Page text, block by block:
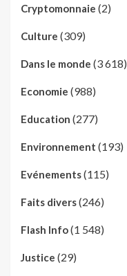
Cryptomonnaie (2)
Culture (309)
Dans le monde (3 618)
Economie (988)
Education (277)
Environnement (193)
Evénements(115)
Faits divers(246)
Flash Info(1 548)
Justice (29)